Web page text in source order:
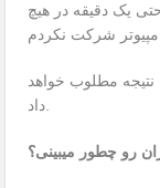
یک دقیقه در هیچ
مطلوب خواهد
داد.
رو چطور میبینی؟